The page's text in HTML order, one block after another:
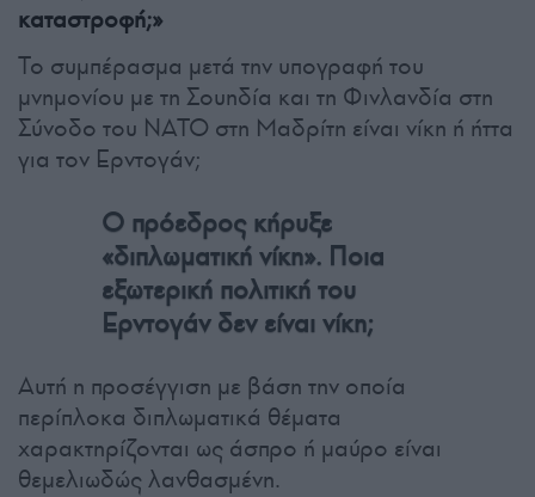
καταστροφή;»
Το συμπέρασμα μετά την υπογραφή του
μνημονίου με τη Σουηδία και τη Φινλανδία στη
Σύνοδο του ΝΑΤΟ στη Μαδρίτη είναι νίκη ή ήττα
για τον Ερντογάν;
Ο πρόεδρος κήρυξε
«διπλωματική νίκη». Ποια
εξωτερική πολιτική του
Ερντογάν δεν είναι νίκη;
Αυτή η προσέγγιση με βάση την οποία
περίπλοκα διπλωματικά θέματα
χαρακτηρίζονται ως άσπρο ή μαύρο είναι
θεμελιωδώς λανθασμένη.